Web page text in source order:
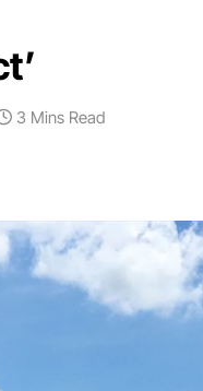
3 Mins Read